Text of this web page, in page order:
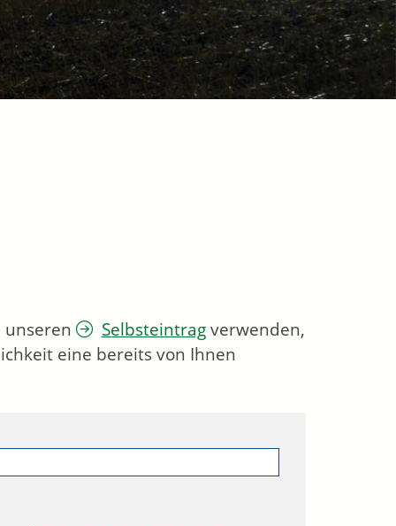
unseren Selbsteintragverwenden,
eine bereits von Ihnen